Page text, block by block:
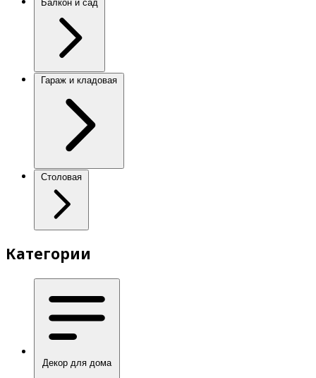
Балкон и сад
Гараж и кладовая
Столовая
Категории
Декор для дома